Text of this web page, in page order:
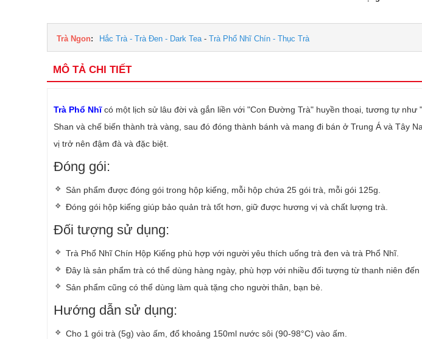
Trà Ngon: Hắc Trà - Trà Đen - Dark Tea- Trà Phổ Nhĩ Chín - Thục Trà
MÔ TẢ CHI TIẾT
Trà Phổ Nhĩcó một lịch sử lâu đời và gắn liền với "Con Đường Trà" huyền thoại, tương tự
Shan và chế biến thành trà vàng, sau đó đóng thành bánh và mang đi bán ở Trung Á và Tây
vị trở nên đậm đà và đặc biệt.
Đóng gói:
Sản phẩm được đóng gói trong hộp kiếng, mỗi hộp chứa 25 gói trà, mỗi gói 125g.
Đóng gói hộp kiếng giúp bảo quản trà tốt hơn, giữ được hương vị và chất lượng trà.
Đối tượng sử dụng:
Trà Phổ Nhĩ Chín Hộp Kiếng phù hợp với người yêu thích uống trà đen và trà Phổ Nhĩ.
Đây là sản phẩm trà có thể dùng hàng ngày, phù hợp với nhiều đối tượng từ thanh niên đến
Sản phẩm cũng có thể dùng làm quà tặng cho người thân, bạn bè.
Hướng dẫn sử dụng:
Cho 1 gói trà (5g) vào ấm, đổ khoảng 150ml nước sôi (90-98°C) vào ấm.